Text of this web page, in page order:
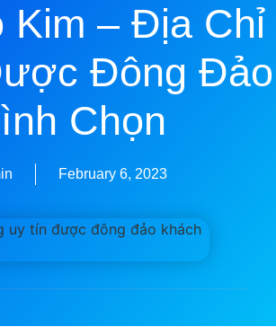
Kim – Địa
Đông
Chọn
February 6, 2023